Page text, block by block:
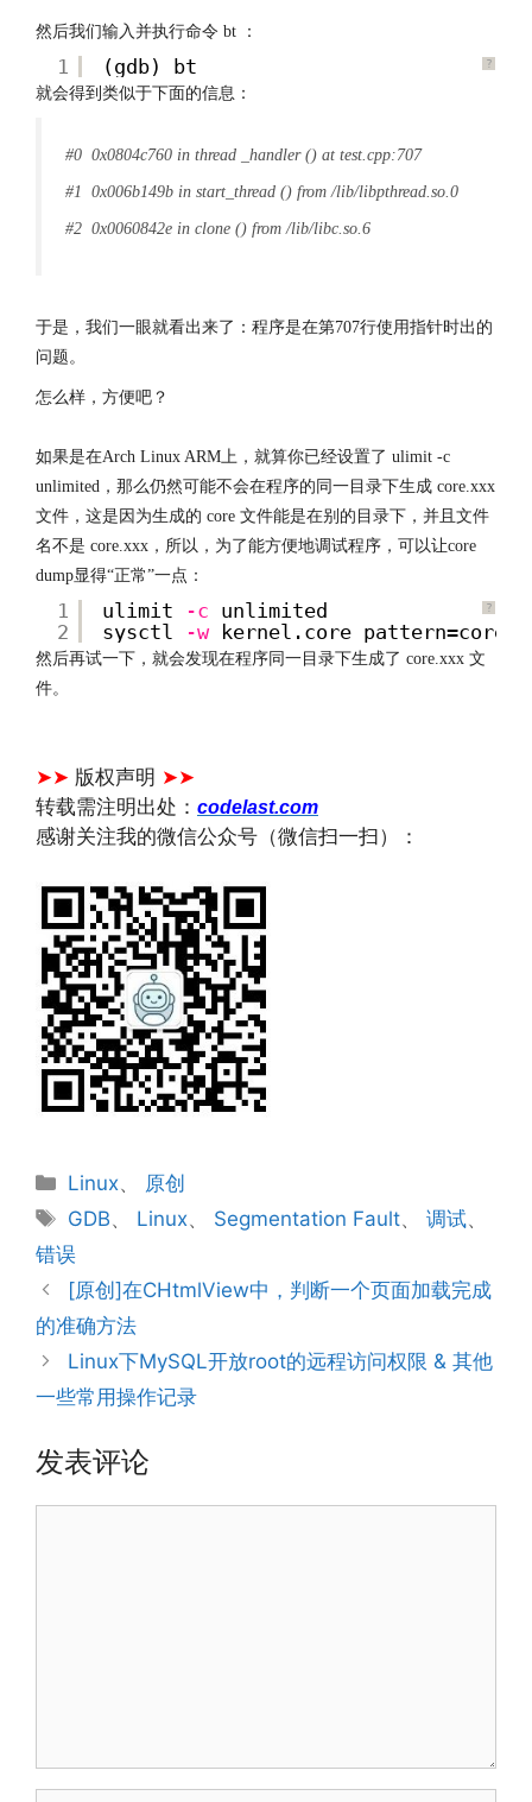
然后我们输入并执行命令 bt ：
?
1 (gdb) bt
就会得到类似于下面的信息：
#0 0x0804c760 in thread _handler () at test.cpp:707
#1 0x006b149b in start_thread () from /lib/libpthread.so.0
#2 0x0060842e in clone () from /lib/libc.so.6
于是，我们一眼就看出来了：程序是在第707行使用指针时出的
问题。
怎么样，方便吧？
如果是在Arch Linux ARM上，就算你已经设置了 ulimit -c
unlimited，那么仍然可能不会在程序的同一目录下生成 core.xxx
文件，这是因为生成的 core 文件能是在别的目录下，并且文件
名不是 core.xxx，所以，为了能方便地调试程序，可以让core
dump显得“正常”一点：
?
1
2
ulimit -c unlimited
sysctl
-w kernel.core_pattern=core
然后再试一下，就会发现在程序同一目录下生成了 core.xxx 文
件。
➤➤ 版权声明 ➤➤
转载需注明出处： codelast.com
感谢关注我的微信公众号（微信扫一扫）：
分
类
Linux、 原创
标
签
GDB、 Linux、 Segmentation Fault、调试、
错误
[原创]在CHtmlView中，判断一个页面加载完成
的准确方法
Linux下MySQL开放root的远程访问权限 & 其他
一些常用操作记录
发表评论